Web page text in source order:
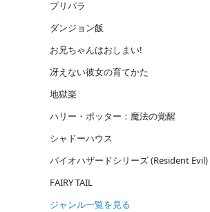
プリパラ
ダンジョン飯
お兄ちゃんはおしまい!
冴えない彼女の育てかた
地獄楽
ハリー・ポッター：魔法の覚醒
シャドーハウス
バイオハザードシリーズ (Resident Evil)
FAIRY TAIL
ジャンル一覧を見る